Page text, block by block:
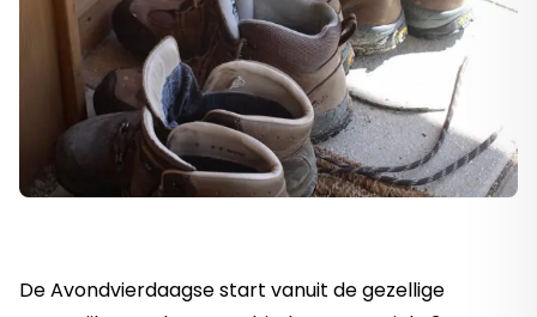
De Avondvierdaagse start vanuit de gezellige